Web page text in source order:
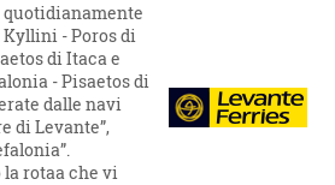
quotidianamente
- Poros di
di Itaca e
- Pisaetos di
dalle navi
di Levante”,
rotaa che vi